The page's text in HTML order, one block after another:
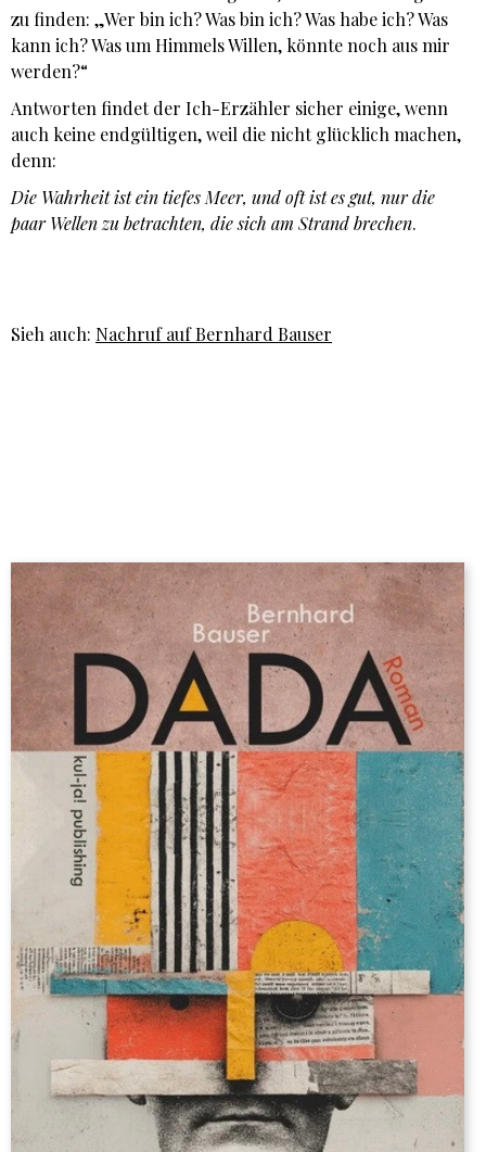
zu finden: „Wer bin ich? Was bin ich? Was habe ich? Was
kann ich? Was um Himmels Willen, könnte noch aus mir
werden?“
Antworten findet der Ich-Erzähler sicher einige, wenn
auch keine endgültigen, weil die nicht glücklich machen,
denn:
Die Wahrheit ist ein tiefes Meer, und oft ist es gut, nur die
paar Wellen zu betrachten, die sich am Strand brechen.
Sieh auch: Nachruf auf Bernhard Bauser